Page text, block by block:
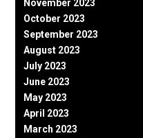
November 2023
October 2023
September 2023
August 2023
July 2023
June 2023
May 2023
April 2023
March 2023